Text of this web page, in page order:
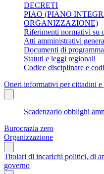
DECRETI
PIAO (PIANO
ORGANIZZAZIONE)
Riferimenti normativi su
Atti amministrativi
Documenti di
Statuti e leggi regionali
Codice disciplinare e
Oneri informativi per cittadini e
Scadenzario obblighi
Burocrazia zero
Organizzazione
Titolari di incarichi politici, di
governo